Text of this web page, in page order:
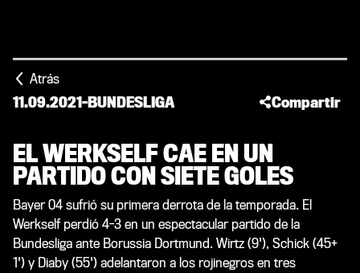
Atrás
11.09.2021-BUNDESLIGA Compartir
EL WERKSELF CAE EN UN
PARTIDO CON SIETE GOLES
Bayer 04 sufrió su primera derrota de la temporada. El
Werkself perdió 4-3 en un espectacular partido de la
Bundesliga ante Borussia Dortmund. Wirtz (9'), Schick (45+
1') y Diaby (55') adelantaron a los rojinegros en tres